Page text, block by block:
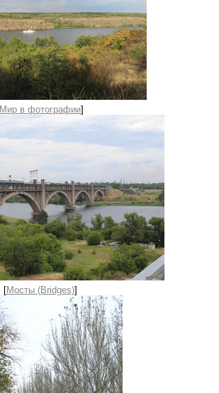
Мир в фотографии]
[Мосты (Bridges)]